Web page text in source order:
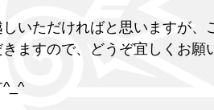
いただければと思いますが
ますので、どうぞ宜しくお願